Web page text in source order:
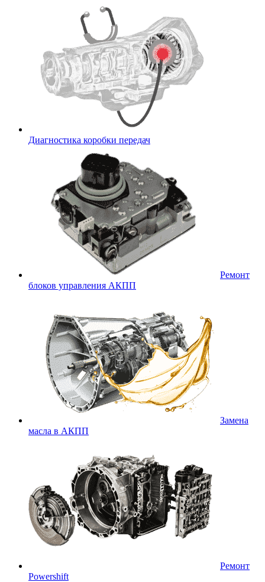
Диагностика коробки передач
Ремонт
блоков управления АКПП
Замена
масла в АКПП
Ремонт
Powershift